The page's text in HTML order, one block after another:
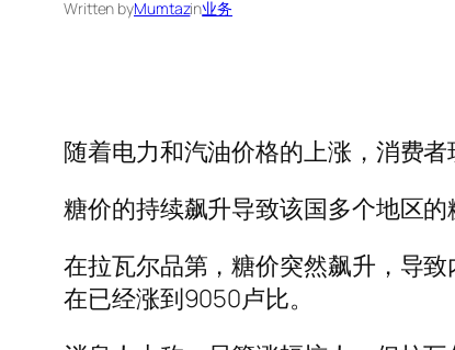
Written byMumtazin业务
随着电力和汽油价格的上涨，消费
糖价的持续飙升导致该国多个地区
在拉瓦尔品第，糖价突然飙升，导
在已经涨到9050卢比。